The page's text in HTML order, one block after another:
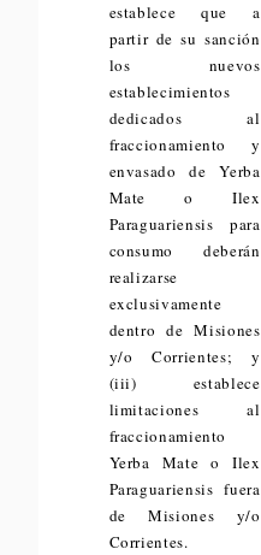
establece que a
partir de su sanción
los nuevos
establecimientos
dedicados al
fraccionamiento y
envasado de Yerba
Mate o Ilex
Paraguariensis para
consumo deberán
realizarse
exclusivamente
dentro de Misiones
y/o Corrientes; y
(iii) establece
limitaciones al
fraccionamiento
Yerba Mate o Ilex
Paraguariensis fuera
de Misiones y/o
Corrientes.